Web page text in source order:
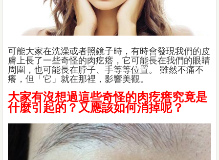
可能大家在洗澡或者照鏡子時，有時會發現我們的皮
膚上長了一些奇怪的肉疙瘩，它可能長在我們的眼睛
周圍，也可能長在脖子、手等等位置。 雖然不痛不
癢，但「它」就在那裡，影響美觀。
大家有沒想過這些奇怪的肉疙瘩究竟是
什麼引起的？又應該如何消掉呢？